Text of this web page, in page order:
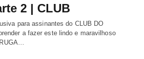
2 | CLUB
para assinantes do CLUB DO
a fazer este lindo e maravilhoso